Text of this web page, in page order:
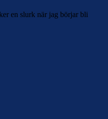
en slurk när jag börjar bli